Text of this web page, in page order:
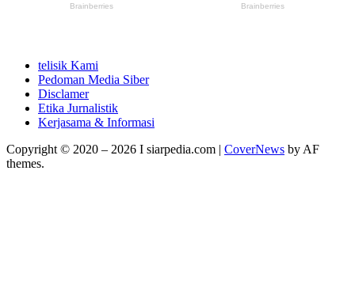
telisik Kami
Pedoman Media Siber
Disclamer
Etika Jurnalistik
Kerjasama & Informasi
Copyright © 2020 – 2026 I siarpedia.com | CoverNews by AF
themes.